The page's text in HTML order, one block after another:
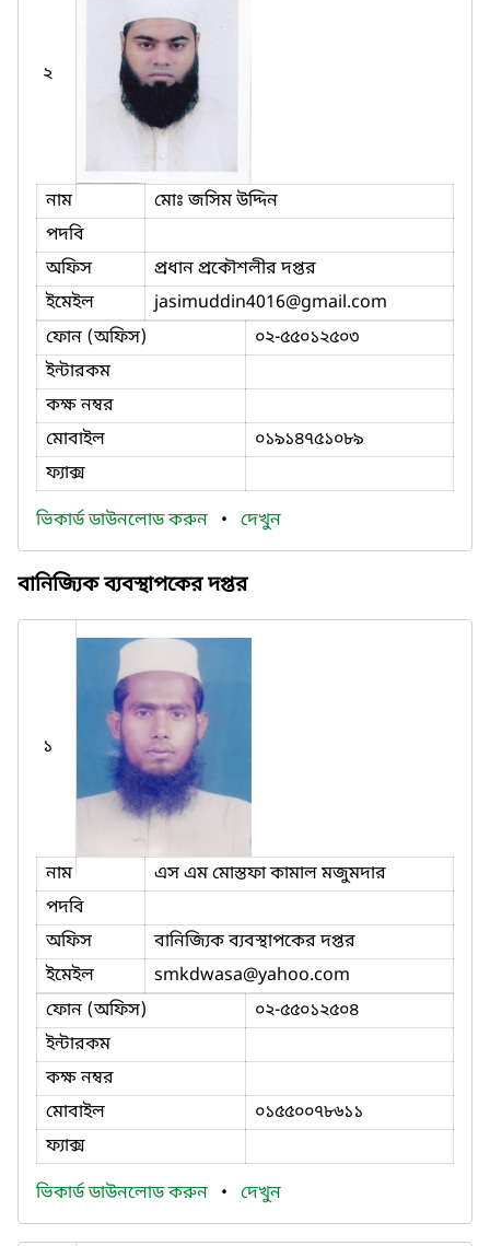
২
নাম
মোঃ জসিম উদ্দিন
পদবি
অফিস
প্রধান প্রকৌশলীর দপ্তর
ইমেইল
jasimuddin4016@gmail.com
ফোন (অফিস)
০২-৫৫০১২৫০৩
ইন্টারকম
কক্ষ নম্বর
মোবাইল
০১৯১৪৭৫১০৮৯
ফ্যাক্স
ভিকার্ড ডাউনলোড করুন • দেখুন
বানিজ্যিক ব্যবস্থাপকের দপ্তর
১
নাম
এস এম মোস্তফা কামাল মজুমদার
পদবি
অফিস
বানিজ্যিক ব্যবস্থাপকের দপ্তর
ইমেইল
smkdwasa@yahoo.com
ফোন (অফিস)
০২-৫৫০১২৫০৪
ইন্টারকম
কক্ষ নম্বর
মোবাইল
০১৫৫০০৭৮৬১১
ফ্যাক্স
ভিকার্ড ডাউনলোড করুন • দেখুন